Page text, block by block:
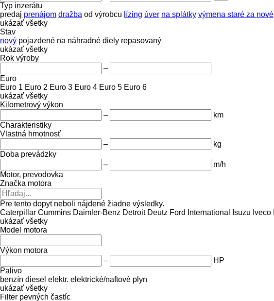
Typ inzerátu
predaj prenájom dražba od výrobcu lízing úver na splátky výmena staré za nové
ukázať všetky
Stav
nový pojazdené na náhradné diely repasovaný
ukázať všetky
Rok výroby
–
Euro
Euro 1 Euro 2 Euro 3 Euro 4 Euro 5 Euro 6
ukázať všetky
Kilometrový výkon
–
km
Charakteristiky
Vlastná hmotnosť
–
kg
Doba prevádzky
–
m/h
Motor, prevodovka
Značka motora
Pre tento dopyt neboli nájdené žiadne výsledky.
Caterpillar Cummins Daimler-Benz Detroit Deutz Ford International Isuzu Iveco
ukázať všetky
Model motora
Výkon motora
–
HP
Palivo
benzín diesel elektr. elektrické/naftové plyn
ukázať všetky
Filter pevných častíc